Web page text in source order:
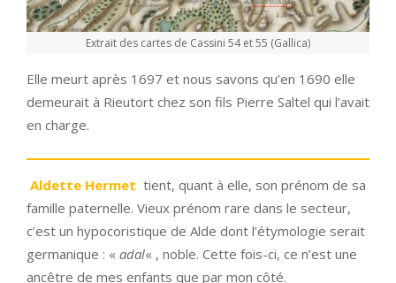
Extrait des cartes de Cassini 54 et 55 (Gallica)
Elle meurt après 1697 et nous savons qu’en 1690 elle
demeurait à Rieutort chez son fils Pierre Saltel qui l’avait
en charge.
Aldette Hermet tient, quant à elle, son prénom de sa
famille paternelle. Vieux prénom rare dans le secteur,
c’est un hypocoristique de Alde dont l’étymologie serait
germanique : « adal« , noble. Cette fois-ci, ce n’est une
ancêtre de mes enfants que par mon côté.